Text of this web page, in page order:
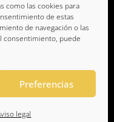
como las cookies para
de estas
de navegación o las
consentimiento, puede
Preferencias
legal